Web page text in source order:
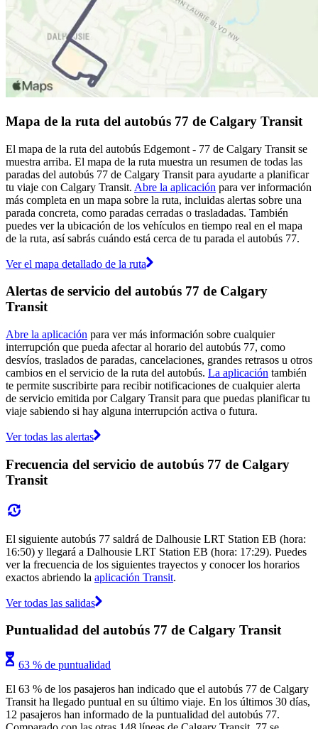
Mapa de la ruta del autobús 77 de Calgary Transit
El mapa de la ruta del autobús Edgemont - 77 de Calgary Transit se
muestra arriba. El mapa de la ruta muestra un resumen de todas las
paradas del autobús 77 de Calgary Transit para ayudarte a planificar
tu viaje con Calgary Transit. Abre la aplicación para ver información
más completa en un mapa sobre la ruta, incluidas alertas sobre una
parada concreta, como paradas cerradas o trasladadas. También
puedes ver la ubicación de los vehículos en tiempo real en el mapa
de la ruta, así sabrás cuándo está cerca de tu parada el autobús 77.
Ver el mapa detallado de la ruta
Alertas de servicio del autobús 77 de Calgary
Transit
Abre la aplicación para ver más información sobre cualquier
interrupción que pueda afectar al horario del autobús 77, como
desvíos, traslados de paradas, cancelaciones, grandes retrasos u otros
cambios en el servicio de la ruta del autobús. La aplicación también
te permite suscribirte para recibir notificaciones de cualquier alerta
de servicio emitida por Calgary Transit para que puedas planificar tu
viaje sabiendo si hay alguna interrupción activa o futura.
Ver todas las alertas
Frecuencia del servicio de autobús 77 de Calgary
Transit
El siguiente autobús 77 saldrá de Dalhousie LRT Station EB (hora:
16:50) y llegará a Dalhousie LRT Station EB (hora: 17:29). Puedes
ver la frecuencia de los siguientes trayectos y conocer los horarios
exactos abriendo la aplicación Transit.
Ver todas las salidas
Puntualidad del autobús 77 de Calgary Transit
63 % de puntualidad
El 63 % de los pasajeros han indicado que el autobús 77 de Calgary
Transit ha llegado puntual en su último viaje. En los últimos 30 días,
12 pasajeros han informado de la puntualidad del autobús 77.